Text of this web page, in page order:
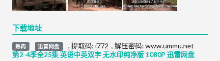
下载地址
熟肉 迅雷网盘
第2-4季全25集 英语中英双字 无水印纯净版 1080P 迅雷网盘
, 提取码: i772 , 解压密码: www.ummu.net